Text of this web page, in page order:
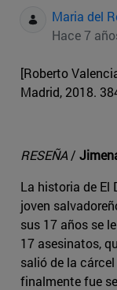
Maria del
Hace 7
[Roberto
Madrid, 2018.
RESEÑA /
La historia de El
joven
sus 17 años se
17 asesinatos,
salió de la
finalmente fue